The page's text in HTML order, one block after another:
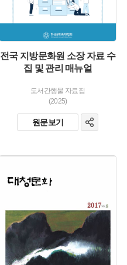
전국 지방문화원 소장 자료 수
집 및 관리 매뉴얼
도서간행물 자료집
(2025)
원문보기
소장 :